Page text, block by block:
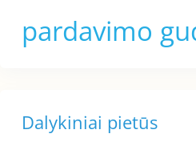
pardavimo
Dalykiniai pietūs